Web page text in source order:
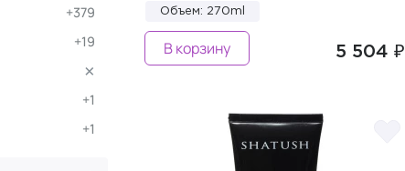
+379
+19
×
+1
+1
Объем: 270ml
5 504 ₽
В корзину